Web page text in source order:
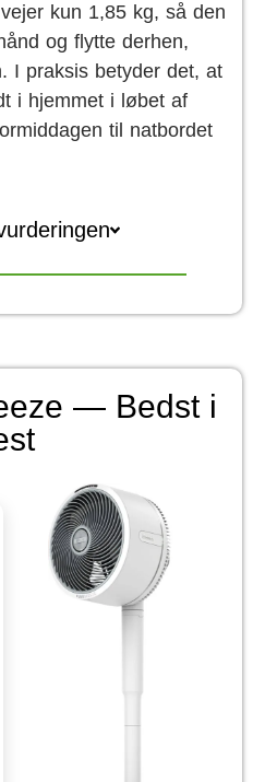
kun 1,85 kg, så den
og flytte derhen,
I praksis betyder det, at
i hjemmet i løbet af
til natbordet
— Bedst i